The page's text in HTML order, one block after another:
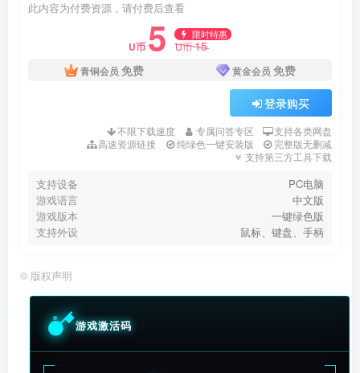
此内容为付费资源，请付费后查看
U币 5 限时特惠
U币15
青铜会员 免费 黄金会员 免费
登录购买
不限下载速度 专属问答专区
支持各类网盘
高速资源链接
纯绿色一键安装版
完整版无删减
支持第三方工具下载
支持设备
PC电脑
游戏语言
中文版
游戏版本
一键绿色版
支持外设
鼠标、键盘、手柄
© 版权声明
游戏激活码